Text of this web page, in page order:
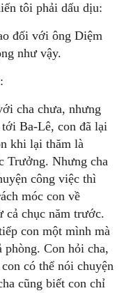
tôi phải dấu dịu:
đối với ông Diệm
như vậy.
cha chưa, nhưng
Ba-Lê, con đã lại
khi lại thăm là
Trưởng. Nhưng cha
công việc thì
móc con về
cả chục năm trước.
con một mình mà
phòng. Con hỏi cha,
có thể nói chuyện
cũng biết con chỉ